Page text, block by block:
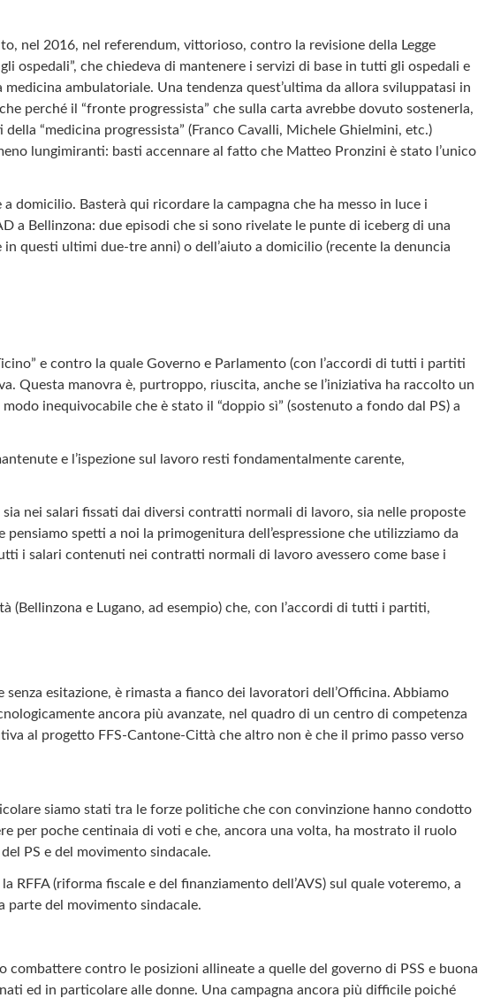
nel 2016, nel referendum, vittorioso, contro la revisione della Legge
ospedali”, che chiedeva di mantenere i servizi di base in tutti gli ospedali e
ambulatoriale. Una tendenza quest’ultima da allora sviluppatasi in
perché il “fronte progressista” che sulla carta avrebbe dovuto sostenerla,
“medicina progressista” (Franco Cavalli, Michele Ghielmini, etc.)
lungimiranti: basti accennare al fatto che Matteo Pronzini è stato l’unico
domicilio. Basterà qui ricordare la campagna che ha messo in luce i
a Bellinzona: due episodi che si sono rivelate le punte di iceberg di una
questi ultimi due-tre anni) o dell’aiuto a domicilio (recente la denuncia
e contro la quale Governo e Parlamento (con l’accordi di tutti i partiti
Questa manovra è, purtroppo, riuscita, anche se l’iniziativa ha raccolto un
inequivocabile che è stato il “doppio sì” (sostenuto a fondo dal PS) a
e l’ispezione sul lavoro resti fondamentalmente carente,
nei salari fissati dai diversi contratti normali di lavoro, sia nelle proposte
spetti a noi la primogenitura dell’espressione che utilizziamo da
i salari contenuti nei contratti normali di lavoro avessero come base i
e Lugano, ad esempio) che, con l’accordi di tutti i partiti,
esitazione, è rimasta a fianco dei lavoratori dell’Officina. Abbiamo
ancora più avanzate, nel quadro di un centro di competenza
al progetto FFS-Cantone-Città che altro non è che il primo passo verso
siamo stati tra le forze politiche che con convinzione hanno condotto
per poche centinaia di voti e che, ancora una volta, ha mostrato il ruolo
PS e del movimento sindacale.
(riforma fiscale e del finanziamento dell’AVS) sul quale voteremo, a
parte del movimento sindacale.
contro le posizioni allineate a quelle del governo di PSS e buona
ed in particolare alle donne. Una campagna ancora più difficile poiché